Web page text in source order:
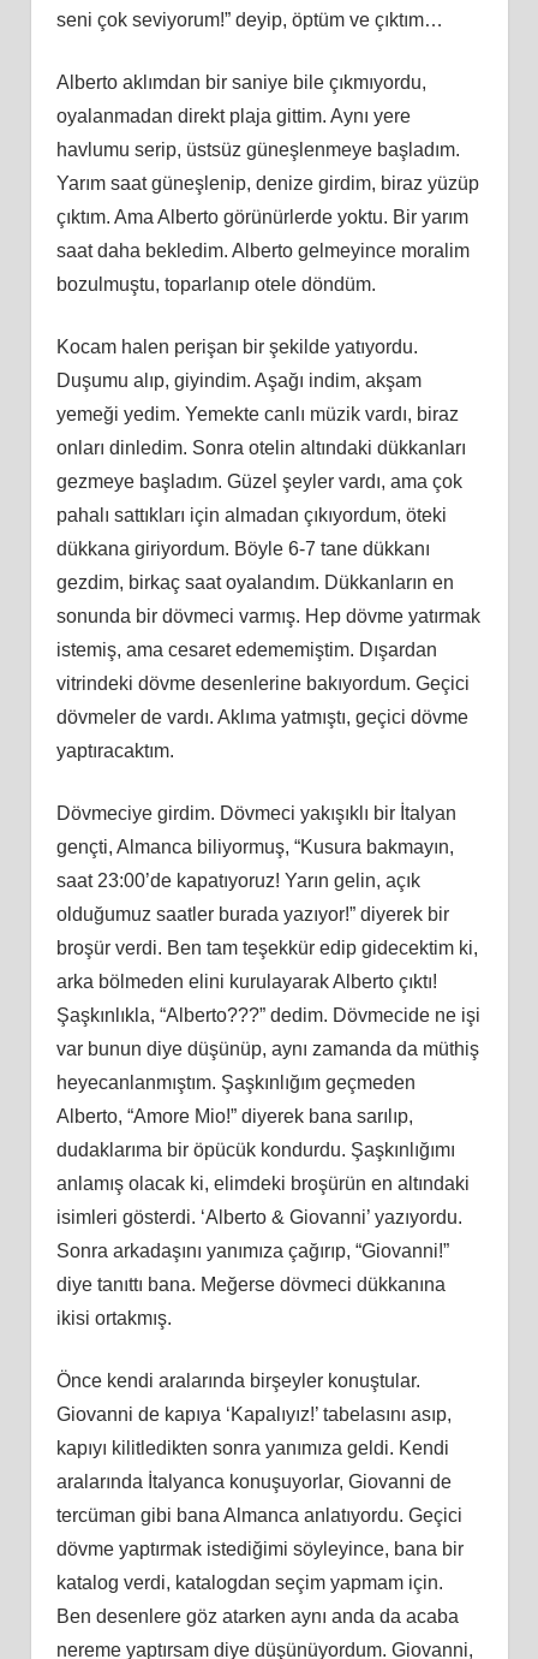
seni çok seviyorum!” deyip, öptüm ve çıktım…
Alberto aklımdan bir saniye bile çıkmıyordu,
oyalanmadan direkt plaja gittim. Aynı yere
havlumu serip, üstsüz güneşlenmeye başladım.
Yarım saat güneşlenip, denize girdim, biraz yüzüp
çıktım. Ama Alberto görünürlerde yoktu. Bir yarım
saat daha bekledim. Alberto gelmeyince moralim
bozulmuştu, toparlanıp otele döndüm.
Kocam halen perişan bir şekilde yatıyordu.
Duşumu alıp, giyindim. Aşağı indim, akşam
yemeği yedim. Yemekte canlı müzik vardı, biraz
onları dinledim. Sonra otelin altındaki dükkanları
gezmeye başladım. Güzel şeyler vardı, ama çok
pahalı sattıkları için almadan çıkıyordum, öteki
dükkana giriyordum. Böyle 6-7 tane dükkanı
gezdim, birkaç saat oyalandım. Dükkanların en
sonunda bir dövmeci varmış. Hep dövme yatırmak
istemiş, ama cesaret edememiştim. Dışardan
vitrindeki dövme desenlerine bakıyordum. Geçici
dövmeler de vardı. Aklıma yatmıştı, geçici dövme
yaptıracaktım.
Dövmeciye girdim. Dövmeci yakışıklı bir İtalyan
gençti, Almanca biliyormuş, “Kusura bakmayın,
saat 23:00’de kapatıyoruz! Yarın gelin, açık
olduğumuz saatler burada yazıyor!” diyerek bir
broşür verdi. Ben tam teşekkür edip gidecektim ki,
arka bölmeden elini kurulayarak Alberto çıktı!
Şaşkınlıkla, “Alberto???” dedim. Dövmecide ne işi
var bunun diye düşünüp, aynı zamanda da müthiş
heyecanlanmıştım. Şaşkınlığım geçmeden
Alberto, “Amore Mio!” diyerek bana sarılıp,
dudaklarıma bir öpücük kondurdu. Şaşkınlığımı
anlamış olacak ki, elimdeki broşürün en altındaki
isimleri gösterdi. ‘Alberto & Giovanni’ yazıyordu.
Sonra arkadaşını yanımıza çağırıp, “Giovanni!”
diye tanıttı bana. Meğerse dövmeci dükkanına
ikisi ortakmış.
Önce kendi aralarında birşeyler konuştular.
Giovanni de kapıya ‘Kapalıyız!’ tabelasını asıp,
kapıyı kilitledikten sonra yanımıza geldi. Kendi
aralarında İtalyanca konuşuyorlar, Giovanni de
tercüman gibi bana Almanca anlatıyordu. Geçici
dövme yaptırmak istediğimi söyleyince, bana bir
katalog verdi, katalogdan seçim yapmam için.
Ben desenlere göz atarken aynı anda da acaba
nereme yaptırsam diye düşünüyordum. Giovanni,